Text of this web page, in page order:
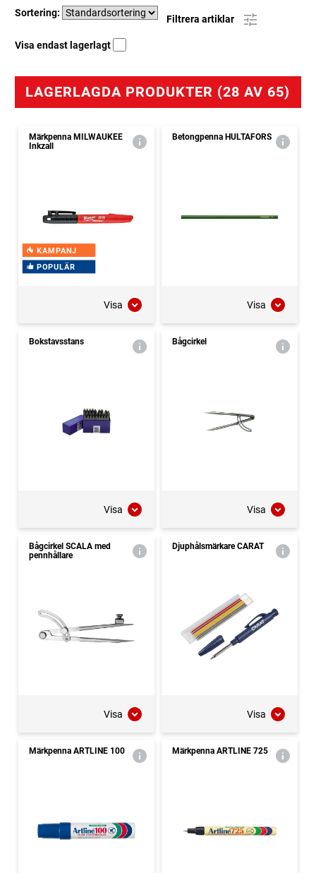
Sortering:
Filtrera artiklar
Visa endast lagerlagt
LAGERLAGDA PRODUKTER (28 AV 65)
Märkpenna MILWAUKEE
Inkzall
KAMPANJ
POPULÄR
Visa
Betongpenna HULTAFORS
Visa
Bokstavsstans
Visa
Bågcirkel
Visa
Bågcirkel SCALA med
pennhållare
Visa
Djuphålsmärkare CARAT
Visa
Märkpenna ARTLINE 100 Märkpenna ARTLINE 725